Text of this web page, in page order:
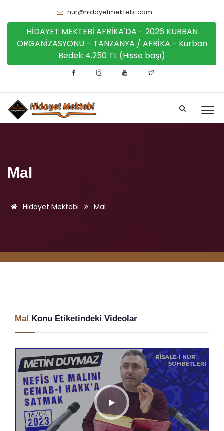
nur@hidayetmektebi.com
HİDAYET MEKTEBİ AFRİKA'DA - 2026 KURBAN
ORGANİZASYONU – TANZANYA / AFRİKA - Kurban
Bedeli: 4.250 TL (Hisse başı)
Mal
Hidayet Mektebi Mal
Mal Konu Etiketindeki Videolar